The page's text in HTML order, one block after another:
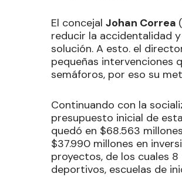
El concejal Johan Correa
reducir la accidentalidad
solución. A esto. el
pequeñas intervenciones
semáforos, por eso su
Continuando con la
presupuesto inicial de
quedó en $68.563
$37.990 millones en
proyectos, de los cuales
deportivos, escuelas de